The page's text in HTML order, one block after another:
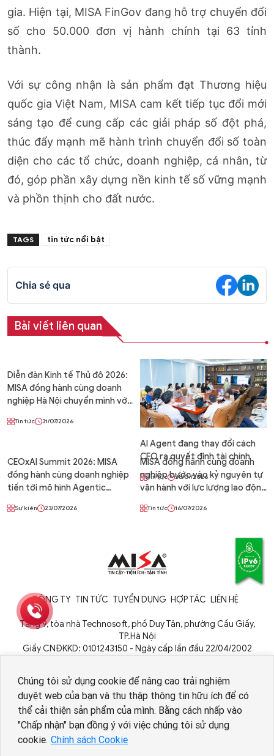
Chúng tôi sử dụng cookie để nâng cao trải nghiệm
duyệt web của bạn và thu thập thông tin hữu ích để có
thể cải thiện sản phẩm của mình. Bằng cách nhấp vào
"Chấp nhận" bạn đồng ý với việc chúng tôi sử dụng
cookie. Chính sách Cookie
gia. Hiện tại, MISA FinGov đang hỗ trợ chuyển đổi
số cho 50.000 đơn vị hành chính tại 63 tỉnh
thành.
Với sự công nhận là sản phẩm đạt Thương hiệu
quốc gia Việt Nam, MISA cam kết tiếp tục đổi mới
sáng tạo để cung cấp các giải pháp số đột phá,
thúc đẩy mạnh mẽ hành trình chuyển đổi số toàn
diện cho các tổ chức, doanh nghiệp, cá nhân, từ
đó, góp phần xây dựng nền kinh tế số vững mạnh
và phồn thịnh cho đất nước.
TAGS tin tức nổi bật
Chia sẻ qua
Bài viết liên quan
Diễn đàn Kinh tế Thủ đô 2026:
MISA đồng hành cùng doanh
nghiệp Hà Nội chuyển mình với
nghiệp tự vận hành
Tin tức 31/07/2026
AI Agent đang thay đổi cách
CFO ra quyết định tài chính
Tin tức 28/07/2026
CEOxAI Summit 2026: MISA
đồng hành cùng doanh nghiệp
tiến tới mô hình Agentic
vận hành 24/7 cùng AI Agent
Sự kiện 23/07/2026
MISA đồng hành cùng doanh
nghiệp bước vào kỷ nguyên tự
vận hành với lực lượng lao động
Tin tức 16/07/2026
CÔNG TY TIN TỨC TUYỂN DỤNG HỢP TÁC LIÊN HỆ
Tầng 9, tòa nhà Technosoft, phố Duy Tân, phường Cầu Giấy,
TP.Hà Nội
Giấy CNĐKKD: 0101243150 - Ngày cấp lần đầu 22/04/2002
Copyright © 1994 - 2026 MISA JSC